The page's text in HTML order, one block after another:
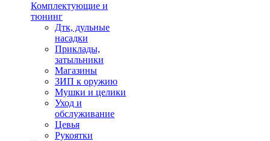
Комплектующие и
тюнинг
Дтк, дульные
насадки
Приклады,
затыльники
Магазины
ЗИП к оружию
Мушки и целики
Уход и
обслуживание
Цевья
Рукоятки